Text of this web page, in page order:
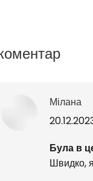
Мілана
говорить:
Була в
Швидко,